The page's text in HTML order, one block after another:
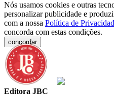
Nós usamos cookies e outras
personalizar publicidade e
com a nossa Política de
concorda com estas condições.
concordar
Editora JBC